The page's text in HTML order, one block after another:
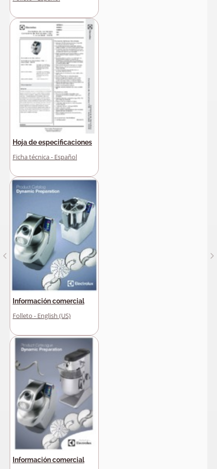
Hoja de especificaciones
Ficha técnica - Español
Información comercial
Folleto - English (US)
Información comercial